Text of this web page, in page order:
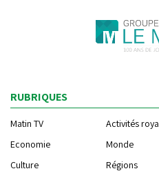
RUBRIQUES
Matin TV Activités
Economie
Monde
Culture
Régions